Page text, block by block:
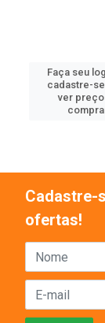
Faça seu
cadastre-
ver
Cadastre-
ofertas!